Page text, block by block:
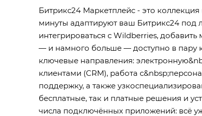
Битрикс24 Маркетплейс - это
минуты адаптируют ваш Битрикс24 под
интегрироваться с Wildberries,
— и намного больше — доступно в пару
ключевые направления:
клиентами (CRM), работа
поддержку, а также
бесплатные, так и платные решения и
числа подключённых приложений: всё